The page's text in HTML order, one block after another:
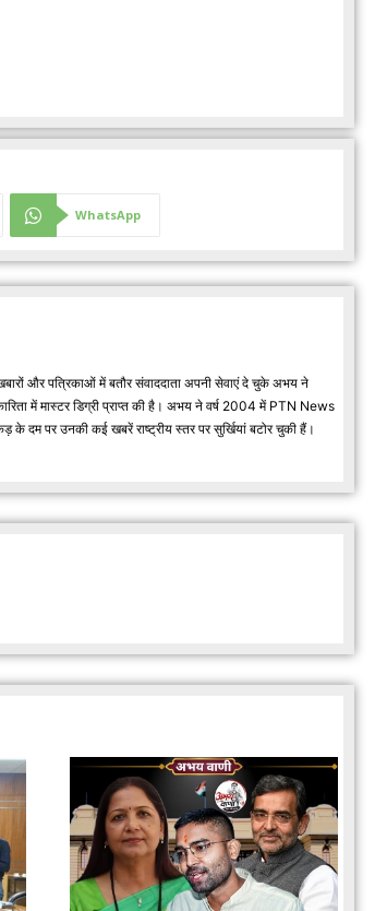
WhatsApp
और पत्रिकाओं में बतौर संवाददाता अपनी सेवाएं दे चुके अभय ने
में मास्टर डिग्री प्राप्त की है। अभय ने वर्ष 2004 में PTN News
दम पर उनकी कई खबरें राष्ट्रीय स्तर पर सुर्खियां बटोर चुकी हैं।